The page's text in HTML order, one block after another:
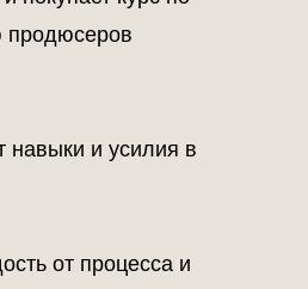
продюсеров
навыки и усилия в
от процесса и